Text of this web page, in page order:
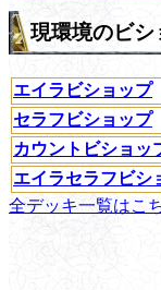
現環境のビシ
エイラビショップ
セラフビショップ
カウントビショッ
エイラセラフビシ
全デッキ一覧はこ